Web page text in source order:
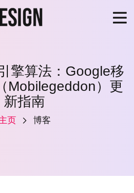
擎算法：Google移
Mobilegeddon）更
新指南
页 博客